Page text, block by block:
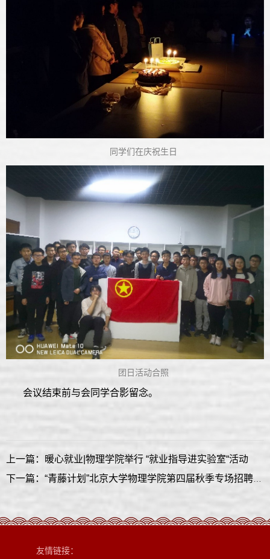
同学们在庆祝生日
团日活动合照
会议结束前与会同学合影留念。
上一篇：暖心就业|物理学院举行 “就业指导进实验室“活动
友情链接：